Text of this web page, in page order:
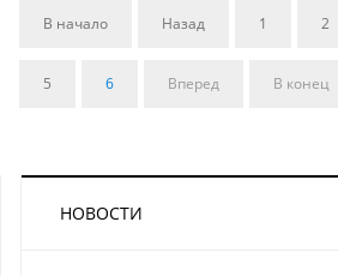
В начало Назад 1 2
5 6 Вперед В конец
НОВОСТИ